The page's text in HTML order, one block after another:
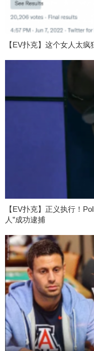
【EV扑克】这个女人太
【EV扑克】正义执行！
人”成功逮捕